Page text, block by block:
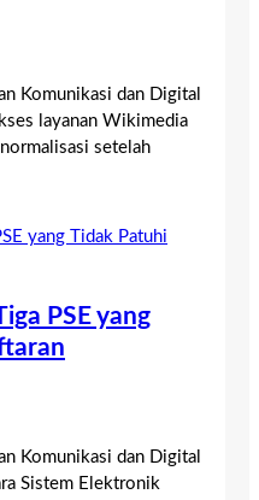
Komunikasi dan Digital
layanan Wikimedia
setelah
PSE yang
Komunikasi dan Digital
Sistem Elektronik